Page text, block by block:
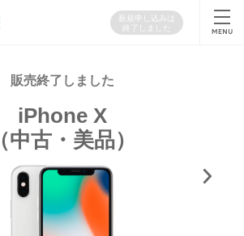
新規申し込みは
終了しました
iPhone X
（中古・美品）